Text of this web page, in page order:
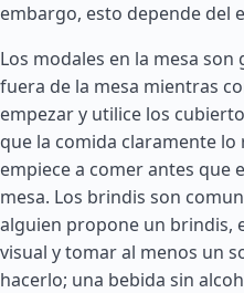
embargo, esto depende del
Los modales en la mesa
fuera de la mesa mientras
empezar y utilice los
que la comida claramente
empiece a comer antes que
mesa. Los brindis son
alguien propone un brindis,
visual y tomar al menos un
hacerlo; una bebida sin